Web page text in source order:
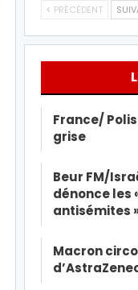
PRÉCÉDENT
France/
grise
Beur FM/
dénonce les
antisémites
Macron